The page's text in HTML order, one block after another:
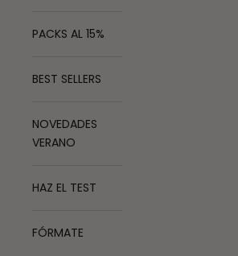
PACKS AL 15%
BEST SELLERS
NOVEDADES
VERANO
HAZ EL TEST
FÓRMATE